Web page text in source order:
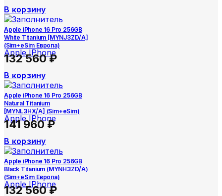
В корзину
Apple iPhone 16 Pro 256GB
White Titanium [MYNJ3ZD/A]
(Sim+eSim Европа)
Apple IPhone
132 560₽
В корзину
Apple iPhone 16 Pro 256GB
Natural Titanium
[MYNL3HX/A] (Sim+eSim)
Apple IPhone
141 960₽
В корзину
Apple iPhone 16 Pro 256GB
Black Titanium (MYNH3ZD/A)
(Sim+eSim Европа)
Apple IPhone
132 560₽